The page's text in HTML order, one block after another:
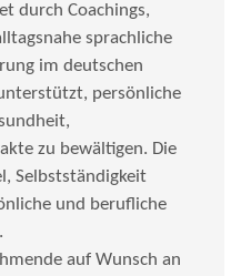
durch Coachings,
sprachliche
im deutschen
persönliche
zu bewältigen. Die
Selbstständigkeit
und berufliche
auf Wunsch an